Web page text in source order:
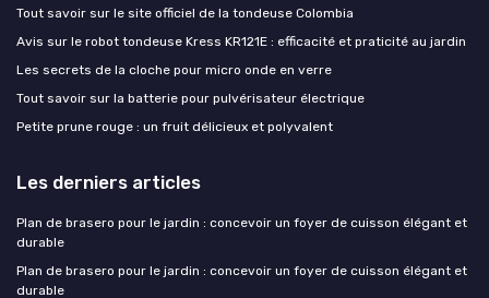
Tout savoir sur le site officiel de la tondeuse Colombia
Avis sur le robot tondeuse Kress KR121E : efficacité et praticité au jardin
Les secrets de la cloche pour micro onde en verre
Tout savoir sur la batterie pour pulvérisateur électrique
Petite prune rouge : un fruit délicieux et polyvalent
Les derniers articles
Plan de brasero pour le jardin : concevoir un foyer de cuisson élégant et
durable
Plan de brasero pour le jardin : concevoir un foyer de cuisson élégant et
durable